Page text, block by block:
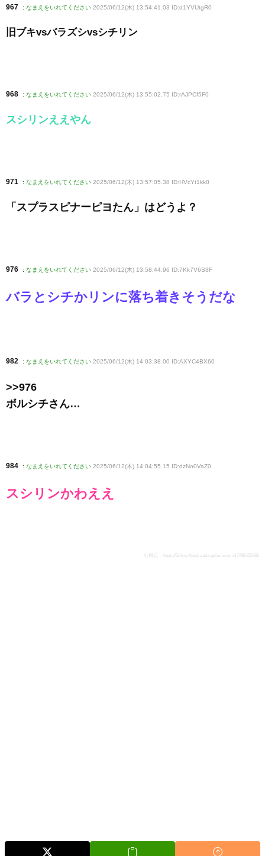
967 : なまえをいれてください 2025/06/12(木) 13:54:41.03 ID:d1YVUtgR0
旧ブキvsバラズシvsシチリン
968 : なまえをいれてください 2025/06/12(木) 13:55:02.75 ID:rAJPCf5F0
スシリンええやん
971 : なまえをいれてください 2025/06/12(木) 13:57:05.38 ID:HVcYt1kk0
「スプラスピナーピヨたん」はどうよ？
976 : なまえをいれてください 2025/06/12(木) 13:58:44.96 ID:7Kk7V6S3F
バラとシチかリンに落ち着きそうだな
982 : なまえをいれてください 2025/06/12(木) 14:03:38.00 ID:AXYC4BX60
>>976
ボルシチさん…
984 : なまえをいれてください 2025/06/12(木) 14:04:55.15 ID:dzNo0VaZ0
スシリンかわええ
引用元： https://2ch.sc/test/read.cgi/famicom/1749635566/